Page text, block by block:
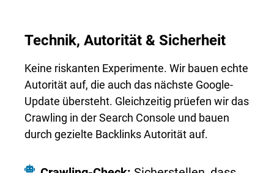
Technik, Autorität & Sicherheit
Keine riskanten Experimente. Wir bauen echte
Autorität auf, die auch das nächste Google-
Update übersteht. Gleichzeitig prüefen wir das
Crawling in der Search Console und bauen
durch gezielte Backlinks Autorität auf.